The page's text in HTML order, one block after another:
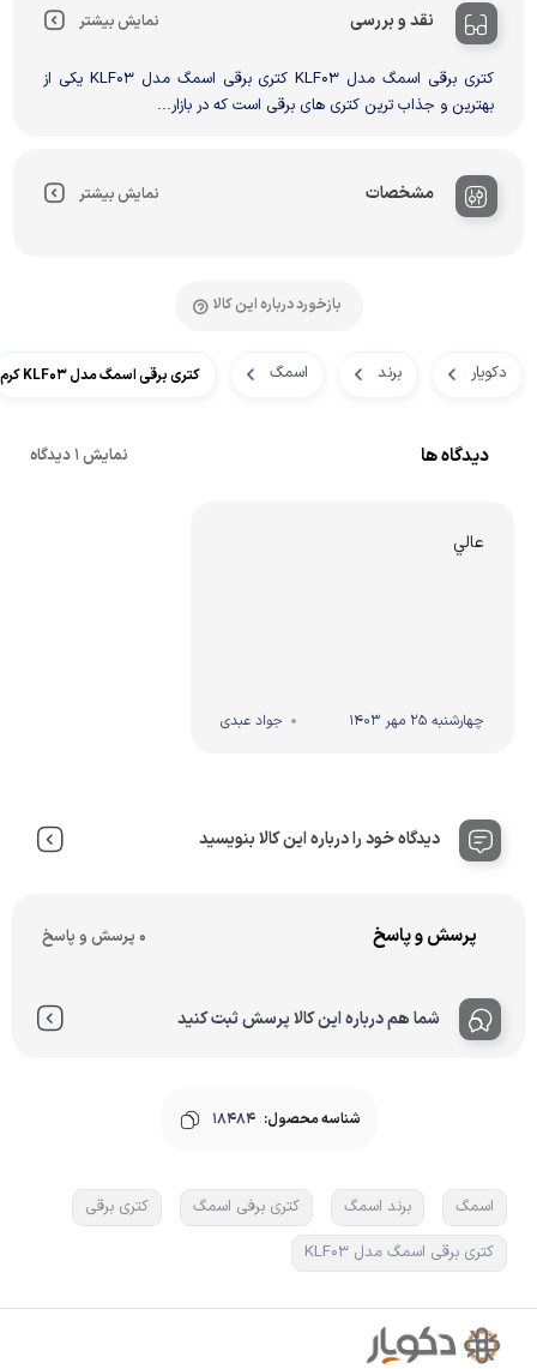
نقد و بررسی نمایش بیشتر
كتری برقی اسمگ مدل KLF03 کتری برقی اسمگ مدل KLF03 یکی از
بهترین و جذاب ترین کتری های برقی است که در بازار...
مشخصات نمایش بیشتر
بازخورد درباره این کالا
دکویار برند اسمگ كتری برقی اسمگ مدل KLF03 کرم
دیدگاه ها نمایش 1 دیدگاه
عالي
چهارشنبه 25 مهر 1403 جواد عبدی
دیدگاه خود را درباره این کالا بنویسید
پرسش و پاسخ 0 پرسش و پاسخ
شما هم درباره این کالا پرسش ثبت کنید
شناسه محصول: 18484
اسمگ برند اسمگ کتری برفی اسمگ
کتری برقی
كتری برقی اسمگ مدل KLF03